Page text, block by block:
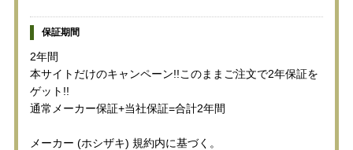
保証期間
2年間
本サイトだけのキャンペーン!!このままご注文で2年保証を
ゲット!!
通常メーカー保証+当社保証=合計2年間
メーカー (ホシザキ) 規約内に基づく。